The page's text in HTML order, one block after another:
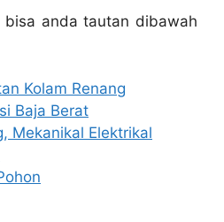
bisa anda tautan dibawah
Kolam Renang
Baja Berat
Mekanikal Elektrikal